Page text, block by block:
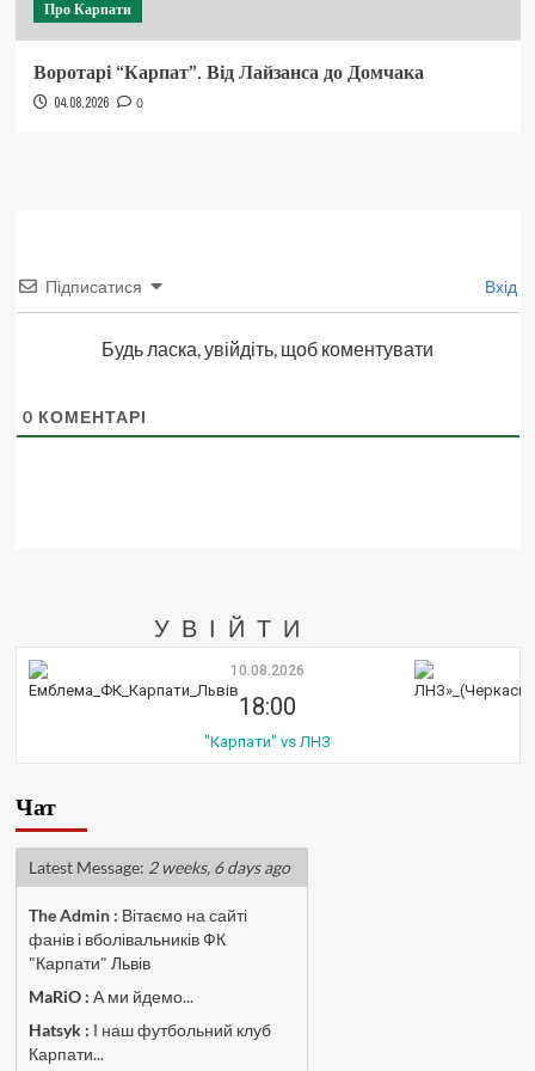
Про Карпати
Воротарі “Карпат”. Від Лайзанса до Домчака
04.08.2026 0
Підписатися Вхід
Будь ласка, увійдіть, щоб коментувати
0 КОМЕНТАРІ
УВІЙТИ
10.08.2026
18:00
"Карпати" vs ЛНЗ
Чат
Latest Message: 2 weeks, 6 days ago
The Admin: Вітаємо на сайті
фанів і вболівальників ФК
"Карпати" Львів
MaRiO : А ми йдемо...
Hatsyk : І наш футбольний клуб
Карпати...